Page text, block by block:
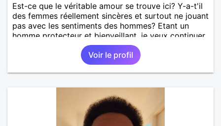
Est-ce que le véritable amour se trouve ici? Y-a-t'il
des femmes réellement sincères et surtout ne jouant
pas avec les sentiments des hommes? Etant un
homme protecteur et bienveillant, je veux continuer
d'y croire et pouvoir enfin former la petite famille
que je désir temps. Faux profil, profiteuse et autres
joyeuseté passer votre chemin, vous ne
m'intéressez pas du tout!
Voir le profil